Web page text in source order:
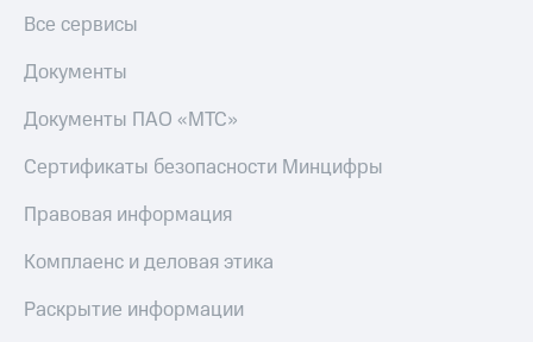
Все сервисы
Документы
Документы ПАО «МТС»
Сертификаты безопасности Минцифры
Правовая информация
Комплаенс и деловая этика
Раскрытие информации